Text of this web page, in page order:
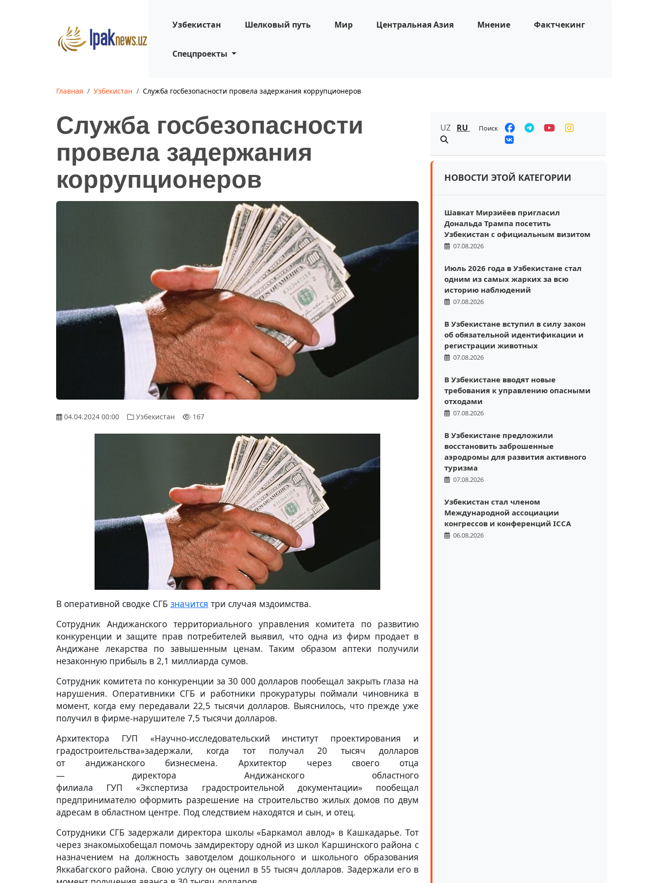
Узбекистан Шелковый путь Мир Центральная Азия Мнение Фактчекинг
Спецпроекты
Главная Узбекистан Служба госбезопасности провела задержания коррупционеров
Служба госбезопасности
провела задержания
коррупционеров
04.04.2024 00:00 Узбекистан 167
В оперативной сводке СГБ значится три случая мздоимства.
Сотрудник Андижанского территориального управления комитета по развитию
конкуренции и защите прав потребителей выявил, что одна из фирм продает в
Андижане лекарства по завышенным ценам. Таким образом аптеки получили
незаконную прибыль в 2,1 миллиарда сумов.
Сотрудник комитета по конкуренции за 30 000 долларов пообещал закрыть глаза на
нарушения. Оперативники СГБ и работники прокуратуры поймали чиновника в
момент, когда ему передавали 22,5 тысячи долларов. Выяснилось, что прежде уже
получил в фирме-нарушителе 7,5 тысячи долларов.
Архитектора ГУП «Научно-исследовательский институт проектирования и
градостроительства»задержали, когда тот получал 20 тысяч долларов
от андижанского бизнесмена. Архитектор через своего отца
— директора Андижанского областного
филиала ГУП «Экспертиза градостроительной документации» пообещал
предпринимателю оформить разрешение на строительство жилых домов по двум
адресам в областном центре. Под следствием находятся и сын, и отец.
Сотрудники СГБ задержали директора школы «Баркамол авлод» в Кашкадарье. Тот
через знакомыхобещал помочь замдиректору одной из школ Каршинского района с
назначением на должность завотделом дошкольного и школьного образования
Яккабагского района. Свою услугу он оценил в 55 тысяч долларов. Задержали его в
UZ RU Поиск
НОВОСТИ ЭТОЙ КАТЕГОРИИ
Шавкат Мирзиёев пригласил
Дональда Трампа посетить
Узбекистан с официальным визитом
07.08.2026
Июль 2026 года в Узбекистане стал
одним из самых жарких за всю
историю наблюдений
07.08.2026
В Узбекистане вступил в силу закон
об обязательной идентификации и
регистрации животных
07.08.2026
В Узбекистане вводят новые
требования к управлению опасными
отходами
07.08.2026
В Узбекистане предложили
восстановить заброшенные
аэродромы для развития активного
туризма
07.08.2026
Узбекистан стал членом
Международной ассоциации
конгрессов и конференций ICCA
06.08.2026